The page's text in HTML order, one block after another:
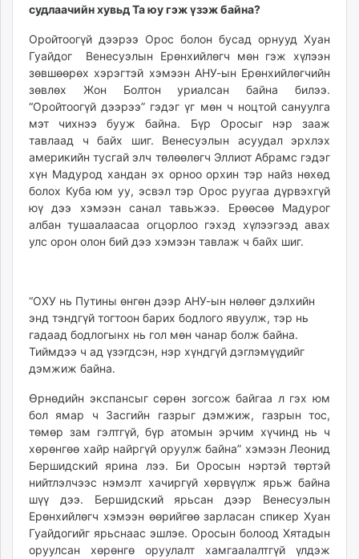
судлаачийн хувьд Та юу гэж үзэж байна?
Оройтоогүй дээрээ Орос болон бусад орнууд Хуан
Гуайдог Венесуэлын Ерөнхийлөгч мөн гэж хүлээн
зөвшөөрөх хэрэгтэй хэмээн АНУ-ын Ерөнхийлөгчийн
зөвлөх Жон Болтон уриалсан байна билээ.
“Оройтоогүй дээрээ” гэдэг үг мөн ч ноцтой сануулга
мэт чихнээ бууж байна. Бүр Оросыг нэр зааж
тавлаад ч байх шиг. Венесуэлын асуудал эрхлэх
америкийн тусгай элч төлөөлөгч Эллиот Абрамс гэдэг
хүн Мадурод хандан эх орноо орхин тэр найз нөхөд
болох Куба юм уу, эсвэл тэр Орос руугаа дүрвэхгүй
юү дээ хэмээн санал тавьжээ. Ерөөсөө Мадурог
албан тушаалаасаа огцорлоо гэхэд хүлээгээд авах
улс орон олон бий дээ хэмээн тавлаж ч байх шиг.
“ОХУ нь Путины өнгөн дээр АНУ-ын нөлөөг дэлхийн
энд тэндгүй тогтоон барих бодлого явуулж, тэр нь
гадаад бодлогынх нь гол мөн чанар болж байна.
Тиймдээ ч ад үзэгдсэн, нэр хүндгүй дэглэмүүдийг
дэмжиж байна.
Өрнөдийн экспансыг сөрөн зогсож байгаа л гэх юм
бол ямар ч Засгийн газрыг дэмжиж, газрын тос,
төмөр зам гэлтгүй, бүр атомын эрчим хүчинд нь ч
хөрөнгөө хайр найргүй оруулж байна” хэмээн Леонид
Бершидский ярина лээ. Би Оросын нэртэй төртэй
нийтлэлчээс нэмэлт хачиргүй хөрвүүлж ярьж байна
шүү дээ. Бершидский ярьсан дээр Венесуэлын
Ерөнхийлөгч хэмээн өөрийгөө зарласан спикер Хуан
Гуайдогийг ярьснаас эшлэе. Оросын болоод Хятадын
оруулсан хөрөнгө оруулалт хамгаалалтгүй үлдэж